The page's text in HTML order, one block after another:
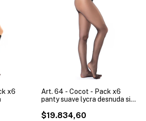
x6
Art. 64 - Cocot - Pack x6
panty suave lycra desnuda sin
$19.834,60